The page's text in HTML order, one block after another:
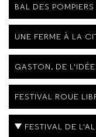
BAL DES POMPIERS
UNE FERME À LA
GASTON, DE
FESTIVAL ROUE
FESTIVAL DE